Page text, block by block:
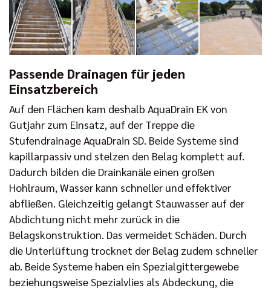
Passende Drainagen für jeden
Einsatzbereich
Auf den Flächen kam deshalb AquaDrain EK von
Gutjahr zum Einsatz, auf der Treppe die
Stufendrainage AquaDrain SD. Beide Systeme sind
kapillarpassiv und stelzen den Belag komplett auf.
Dadurch bilden die Drainkanäle einen großen
Hohlraum, Wasser kann schneller und effektiver
abfließen. Gleichzeitig gelangt Stauwasser auf der
Abdichtung nicht mehr zurück in die
Belagskonstruktion. Das vermeidet Schäden. Durch
die Unterlüftung trocknet der Belag zudem schneller
ab. Beide Systeme haben ein Spezialgittergewebe
beziehungsweise Spezialvlies als Abdeckung, die